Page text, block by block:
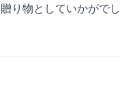
贈り物としていかがでし